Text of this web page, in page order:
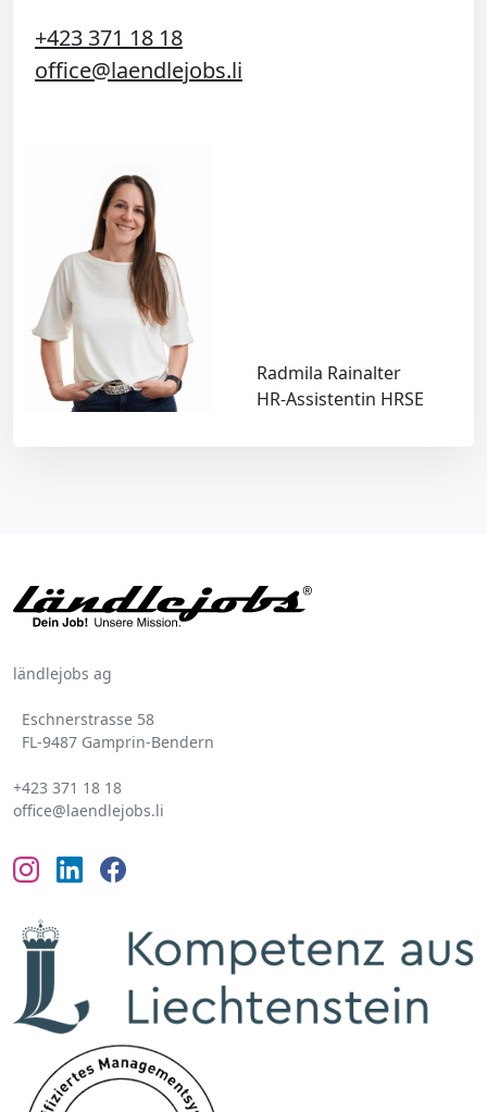
+423 371 18 18
office@laendlejobs.li
Radmila Rainalter
HR-Assistentin HRSE
ländlejobs ag
Eschnerstrasse 58
FL-9487 Gamprin-Bendern
+423 371 18 18
office@laendlejobs.li